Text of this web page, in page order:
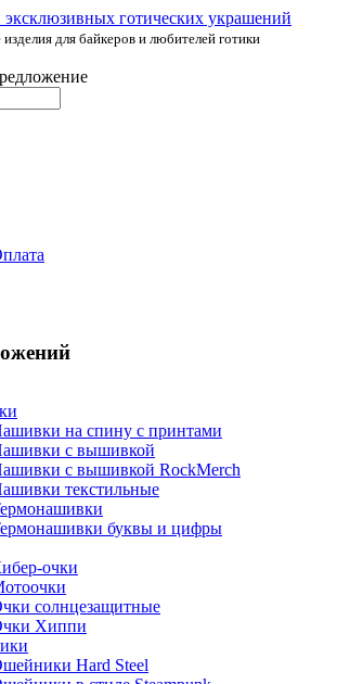
для байкеров и любителей готики
на спину с принтами
с вышивкой
с вышивкой RockMerch
текстильные
буквы и цифры
очки
солнцезащитные
Хиппи
Hard Steel